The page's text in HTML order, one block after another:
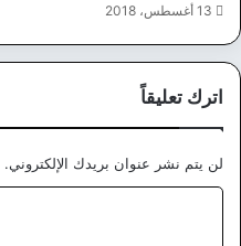
13 أغسطس، 2018
اترك تعليقاً
لن يتم نشر عنوان بريدك الإلكتروني.